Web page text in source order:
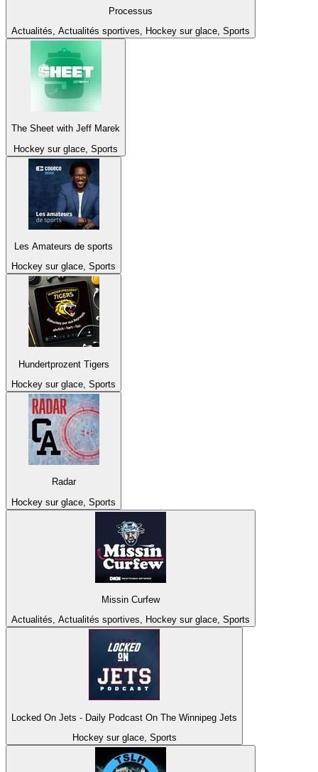
Processus
Actualités, Actualités sportives, Hockey sur glace, Sports
The Sheet with Jeff Marek
Hockey sur glace, Sports
Les Amateurs de sports
Hockey sur glace, Sports
Hundertprozent Tigers
Hockey sur glace, Sports
Radar
Hockey sur glace, Sports
Missin Curfew
Actualités, Actualités sportives, Hockey sur glace, Sports
Locked On Jets - Daily Podcast On The Winnipeg Jets
Hockey sur glace, Sports